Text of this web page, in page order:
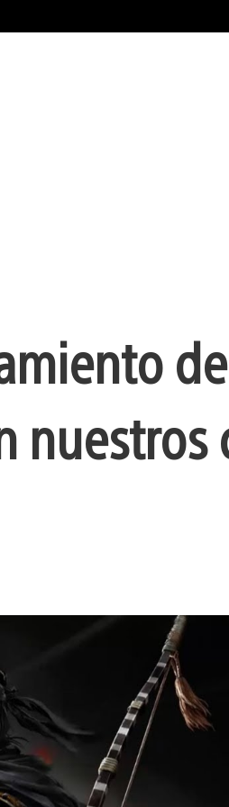
nuestros